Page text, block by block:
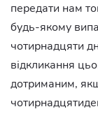
передати нам
будь-якому
чотирнадцяти
відкликання
дотриманим,